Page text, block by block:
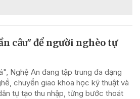
câu" để người nghèo tự
Nghệ An đang tập trung đa dạng
chuyển giao khoa học kỹ thuật và
tự tạo thu nhập, từng bước thoát